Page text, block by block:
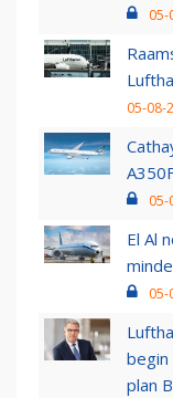
05-
05-08-
05-
El Al
05-
plan B